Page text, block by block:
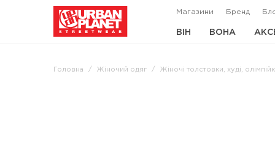
Магазини Бренд
ВІН ВОНА
Головна Жіночий одяг Жіночі толстовки, худі,